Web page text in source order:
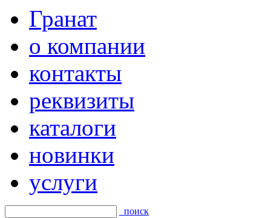
Гранат
о компании
контакты
реквизиты
каталоги
новинки
услуги
поиск